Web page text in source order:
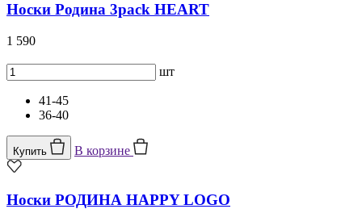
Носки Родина 3pack HEART
1 590
шт
41-45
36-40
Купить В корзине
Носки РОДИНА HAPPY LOGO